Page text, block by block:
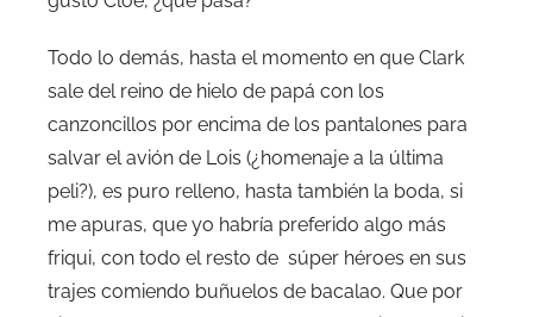
Todo lo demás, hasta el momento en que Clark
sale del reino de hielo de papá con los
canzoncillos por encima de los pantalones para
salvar el avión de Lois (¿homenaje a la última
peli?), es puro relleno, hasta también la boda, si
me apuras, que yo habría preferido algo más
friqui, con todo el resto de súper héroes en sus
trajes comiendo buñuelos de bacalao. Que por